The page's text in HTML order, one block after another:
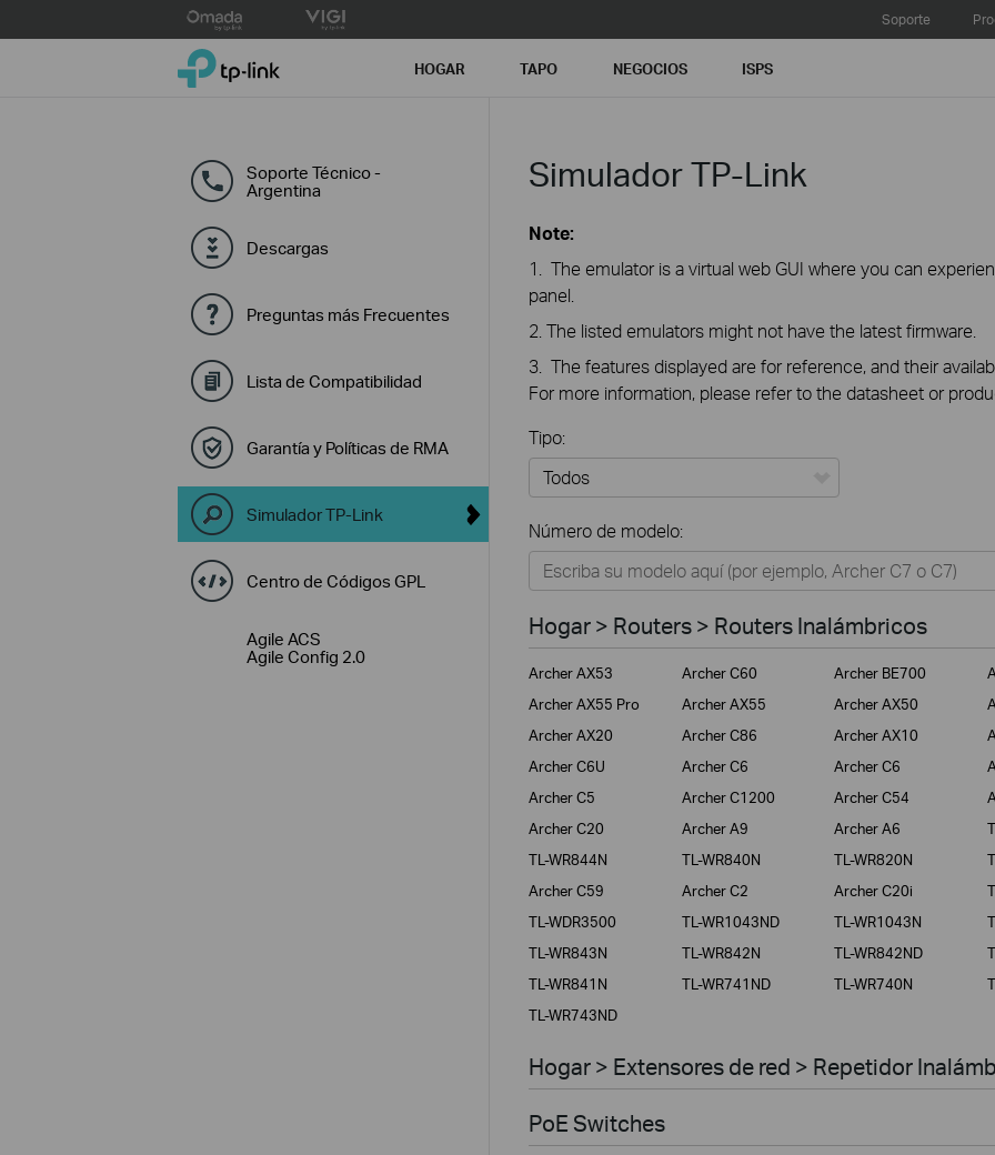
to
Soporte
TP-Link, Reliably Smart HOGAR TAPO NEGOCIOS ISPS
Soporte Técnico -
Argentina
Descargas
Preguntas más Frecuentes
Lista de Compatibilidad
Garantía y Políticas de RMA
Simulador TP-Link
Centro de Códigos GPL
Agile ACS
Agile Config 2.0
Simulador TP-Link
Note:
1. The emulator is a virtual web GUI where you can
panel.
2. The listed emulators might not have the latest firmware.
3. The features displayed are for reference, and their
For more information, please refer to the datasheet or
Tipo:
Hogar
Tapo
Negocios
ISPs
Número de modelo:
Hogar > Routers > Routers Inalámbricos
Archer AX53 Archer C60 Archer BE700
Archer AX55 Pro
Archer AX55 Archer AX50
Archer AX20
Archer C86 Archer AX10
Archer C6U
Archer C6 Archer C6
Archer C5
Archer C1200 Archer C54
Archer C20
Archer A9 Archer A6
TL-WR844N
TL-WR840N TL-WR820N
Archer C59
Archer C2 Archer C20i
TL-WDR3500
TL-WR1043ND TL-WR1043N
TL-WR843N
TL-WR842N TL-WR842ND
TL-WR841N
TL-WR741ND TL-WR740N
TL-WR743ND
Hogar > Extensores de red > Repetidor
PoE Switches